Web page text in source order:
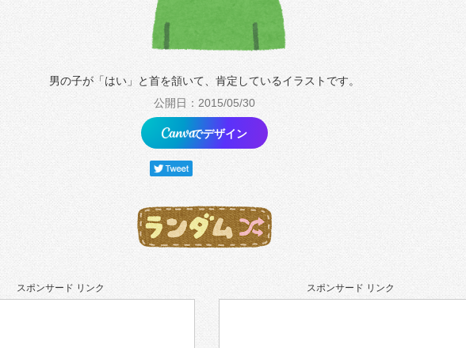
男の子が「はい」と首を頷いて、肯定しているイラストです。
公開日：2015/05/30
でデザイン
スポンサード リンク スポンサード リンク